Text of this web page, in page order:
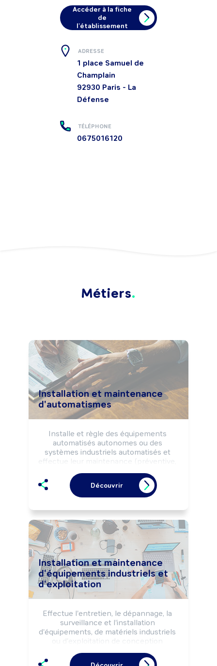
Accéder à la fiche
de
l'établissement
ADRESSE
1 place Samuel de
Champlain
92930 Paris - La
Défense
TÉLÉPHONE
0675016120
Métiers
Installation et maintenance
d'automatismes
Installe et règle des équipements
automatisés autonomes ou des
systèmes industriels automatisés et
effectue leur maintenance (préventive,
Peut coordonner une équipe.
Découvrir
Installation et maintenance
d'équipements industriels et
d'exploitation
Effectue l'entretien, le dépannage, la
surveillance et l'installation
d'équipements, de matériels industriels
ou d'exploitation de conception
sécurité et la réglementation.